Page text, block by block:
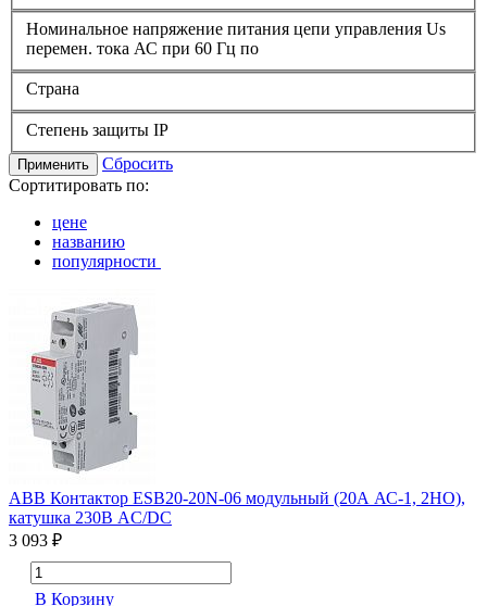
Номинальное напряжение питания цепи управления Us
перемен. тока АС при 60 Гц по
Страна
Степень защиты IP
Применить
Сбросить
Сортитировать по:
цене
названию
популярности
ABB Контактор ESB20-20N-06 модульный (20А АС-1, 2НО),
катушка 230В AC/DC
3 093 ₽
В Корзину